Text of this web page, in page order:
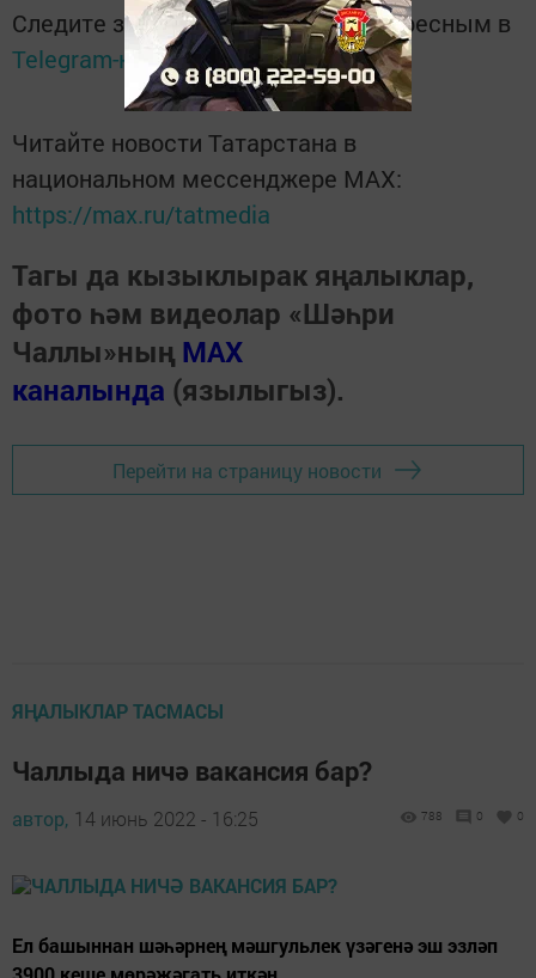
Следите за самым важным и интересным в
Telegram-канале Татмедиа
Читайте новости Татарстана в
национальном мессенджере MАХ:
https://max.ru/tatmedia
Тагы да кызыклырак яңалыклар,
фото һәм видеолар «Шәһри
Чаллы»ның MAX
каналында (язылыгыз).
Перейти на страницу новости
ЯҢАЛЫКЛАР ТАСМАСЫ
Чаллыда ничә вакансия бар?
автор, 14 июнь 2022 - 16:25 788 0 0
Ел башыннан шәһәрнең мәшгульлек үзәгенә эш эзләп